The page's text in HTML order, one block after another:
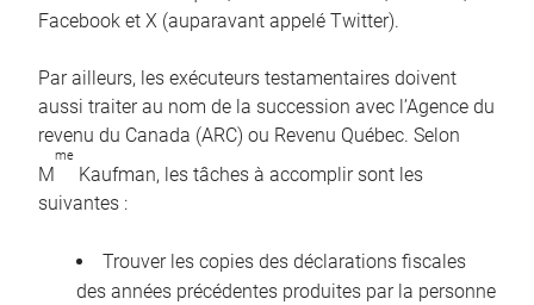
Facebook et X (auparavant appelé Twitter).
Par ailleurs, les exécuteurs testamentaires doivent
aussi traiter au nom de la succession avec l’Agence du
revenu du Canada (ARC) ou Revenu Québec. Selon
M
me
Kaufman, les tâches à accomplir sont les
suivantes :
Trouver les copies des déclarations fiscales
des années précédentes produites par la personne